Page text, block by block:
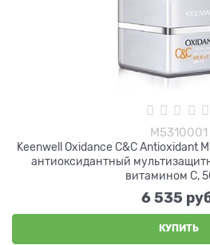
М5310001
Keenwell Oxidance C&C Antioxidant
антиоксидантный
витамином С,
6 535
КУПИТЬ